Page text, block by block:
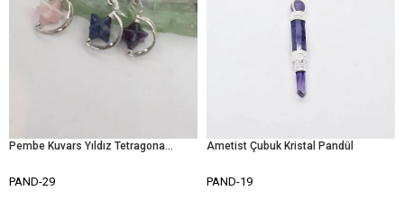
Pembe Kuvars Yıldız Tetragonal Pandül
PAND-29
Ametist Çubuk Kristal Pandül
PAND-19